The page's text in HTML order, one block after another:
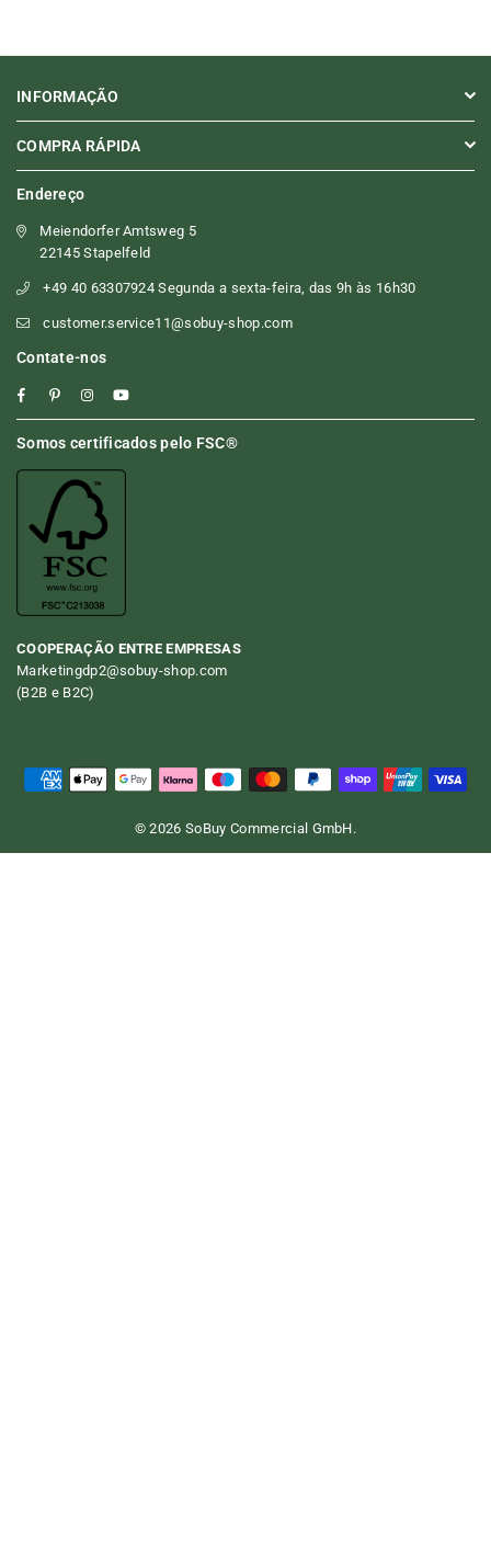
INFORMAÇÃO
COMPRA RÁPIDA
Endereço
Meiendorfer Amtsweg 5
22145 Stapelfeld
+49 40 63307924 Segunda a sexta-feira, das 9h às 16h30
customer.service11@sobuy-shop.com
Contate-nos
FacebookPinterestInstagramYouTube
Somos certificados pelo FSC®
COOPERAÇÃO ENTRE EMPRESAS
Marketingdp2@sobuy-shop.com
(B2B e B2C)
© 2026 SoBuy Commercial GmbH.